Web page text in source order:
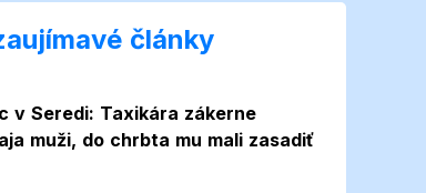
články
v Seredi: Taxikára zákerne
muži, do chrbta mu mali zasadiť